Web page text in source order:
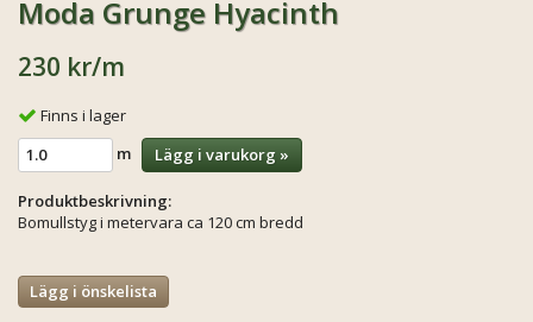
Moda Grunge Hyacinth
230 kr/m
Finns i lager
m
Lägg i varukorg »
Produktbeskrivning:
Bomullstyg i metervara ca 120 cm bredd
Lägg i önskelista